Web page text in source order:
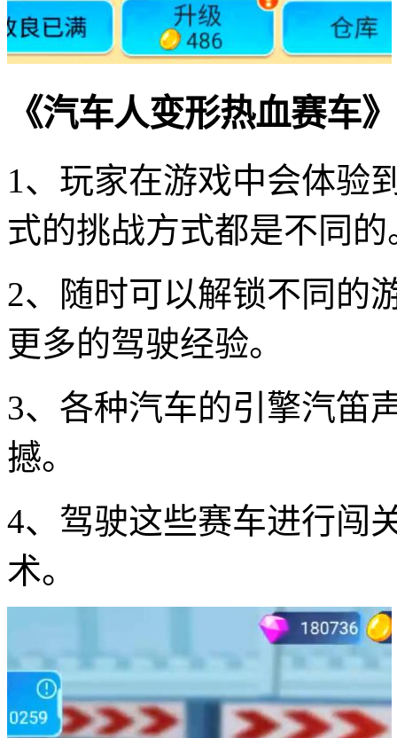
《汽车人变形热血赛车
1、玩家在游戏中会体验
式的挑战方式都是不同的
2、随时可以解锁不同的
更多的驾驶经验。
3、各种汽车的引擎汽笛
撼。
4、驾驶这些赛车进行闯
术。